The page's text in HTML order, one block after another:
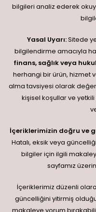
bilgileri analiz ederek
Yasal Uyarı:Sitede
bilgilendirme amacıyla
finans, sağlık veya
herhangi bir ürün, hizmet
alma tavsiyesi olarak
kişisel koşullar ve
İçeriklerimizin doğru ve
Hatalı, eksik veya
bilgiler için ilgili
sayfamız
İçeriklerimiz düzenli
güncelliğini yitirmiş